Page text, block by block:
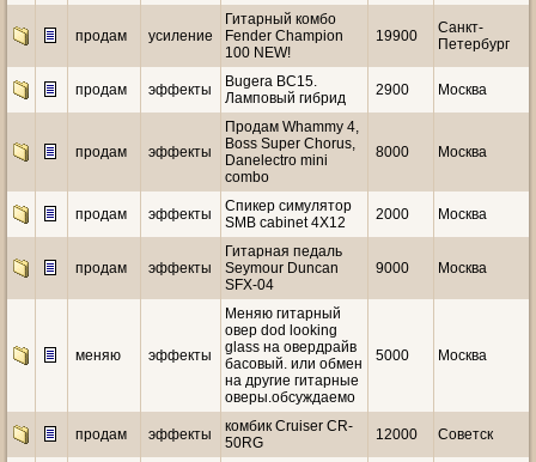
продам усиление
Гитарный комбо
Fender Champion
100 NEW!
19900
Санкт-
Петербург
продам эффекты
Bugera BC15.
Ламповый гибрид
2900 Москва
продам эффекты
Продам Whammy 4,
Boss Super Chorus,
Danelectro mini
combo
8000 Москва
продам эффекты
Спикер симулятор
SMB cabinet 4X12
2000 Москва
продам эффекты
Гитарная педаль
Seymour Duncan
SFX-04
9000 Москва
меняю эффекты
Меняю гитарный
овер dod looking
glass на овердрайв
басовый. или обмен
на другие гитарные
оверы.обсуждаемо
5000 Москва
продам эффекты
комбик Cruiser CR-
50RG
12000 Советск